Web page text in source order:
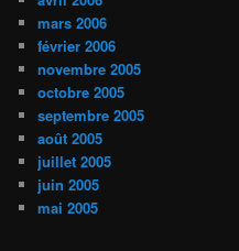
mars 2006
février 2006
novembre 2005
octobre 2005
septembre 2005
août 2005
juillet 2005
juin 2005
mai 2005